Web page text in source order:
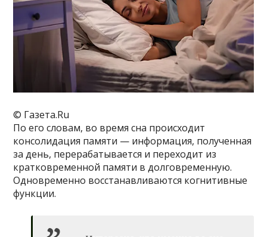
© Газета.Ru
По его словам, во время сна происходит
консолидация памяти — информация, полученная
за день, перерабатывается и переходит из
кратковременной памяти в долговременную.
Одновременно восстанавливаются когнитивные
функции.